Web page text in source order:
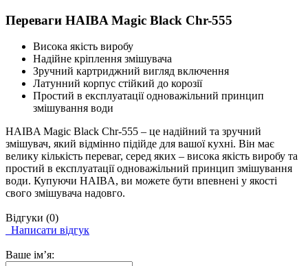
Переваги HAIBA Magic Black Chr-555
Висока якість виробу
Надійне кріплення змішувача
Зручний картриджний вигляд включення
Латунний корпус стійкий до корозії
Простий в експлуатації одноважільний принцип
змішування води
HAIBA Magic Black Chr-555 – це надійний та зручний
змішувач, який відмінно підійде для вашої кухні. Він має
велику кількість переваг, серед яких – висока якість виробу та
простий в експлуатації одноважільний принцип змішування
води. Купуючи HAIBA, ви можете бути впевнені у якості
свого змішувача надовго.
Відгуки (0)
Написати відгук
Ваше ім’я: